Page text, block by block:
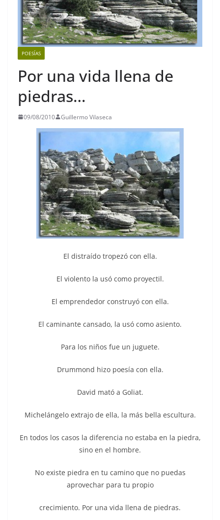
POESÍAS
Por una vida llena de
piedras…
09/08/2010 Guillermo Vilaseca
El distraído tropezó con ella.
El violento la usó como proyectil.
El emprendedor construyó con ella.
El caminante cansado, la usó como asiento.
Para los niños fue un juguete.
Drummond hizo poesía con ella.
David mató a Goliat.
Michelángelo extrajo de ella, la más bella escultura.
En todos los casos la diferencia no estaba en la piedra,
sino en el hombre.
No existe piedra en tu camino que no puedas
aprovechar para tu propio
crecimiento. Por una vida llena de piedras.